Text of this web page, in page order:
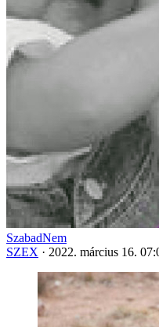
SzabadNem
SZEX · 2022. március 16.